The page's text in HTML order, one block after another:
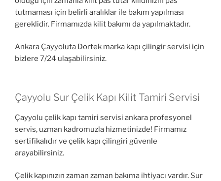
tutmaması için belirli aralıklar ile bakım yapılması
gereklidir. Firmamızda kilit bakımı da yapılmaktadır.
Ankara Çayyoluta Dortek marka kapı çilingir servisi için
bizlere 7/24 ulaşabilirsiniz.
Çayyolu Sur Çelik Kapı Kilit Tamiri Servisi
Çayyolu çelik kapı tamiri servisi ankara profesyonel
servis, uzman kadromuzla hizmetinizde! Firmamız
sertifikalıdır ve çelik kapı çilingiri güvenle
arayabilirsiniz.
Çelik kapınızın zaman zaman bakıma ihtiyacı vardır. Sur